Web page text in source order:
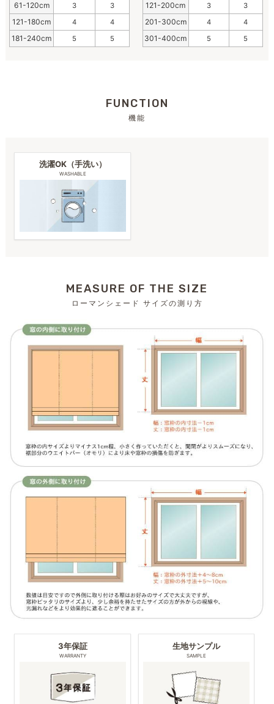
61-120cm 3 3
121-180cm 4 4
181-240cm 5 5
121-200cm 3 3
201-300cm 4 4
301-400cm 5 5
FUNCTION
機能
洗濯OK（手洗い）
WASHABLE
MEASURE OF THE SIZE
ローマンシェード サイズの測り方
3年保証
WARRANTY
生地サンプル
SAMPLE